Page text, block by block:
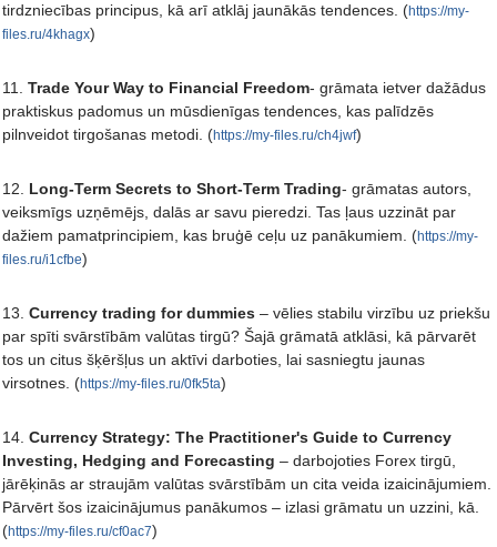
tirdzniecības principus, kā arī atklāj jaunākās tendences. (https://my-
files.ru/4khagx)
11. Trade Your Way to Financial Freedom- grāmata ietver dažādus
praktiskus padomus un mūsdienīgas tendences, kas palīdzēs
pilnveidot tirgošanas metodi. (https://my-files.ru/ch4jwf)
12. Long-Term Secrets to Short-Term Trading- grāmatas autors,
veiksmīgs uzņēmējs, dalās ar savu pieredzi. Tas ļaus uzzināt par
dažiem pamatprincipiem, kas bruģē ceļu uz panākumiem. (https://my-
files.ru/i1cfbe)
13. Currency trading for dummies – vēlies stabilu virzību uz priekšu
par spīti svārstībām valūtas tirgū? Šajā grāmatā atklāsi, kā pārvarēt
tos un citus šķēršļus un aktīvi darboties, lai sasniegtu jaunas
virsotnes. (https://my-files.ru/0fk5ta)
14. Currency Strategy: The Practitioner's Guide to Currency
Investing, Hedging and Forecasting – darbojoties Forex tirgū,
jārēķinās ar straujām valūtas svārstībām un cita veida izaicinājumiem.
Pārvērt šos izaicinājumus panākumos – izlasi grāmatu un uzzini, kā.
(https://my-files.ru/cf0ac7)